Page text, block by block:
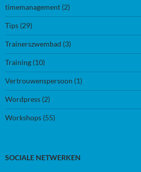
timemanagement (2)
Tips (29)
Trainerszwembad (3)
Training (10)
Vertrouwenspersoon (1)
Wordpress (2)
Workshops (55)
SOCIALE NETWERKEN